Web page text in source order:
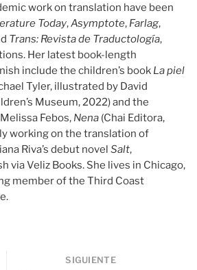
work on translation have been
Today,Asymptote, Farlag,
Trans: Revista de Traductología,
Her latest book-length
include the children’s book La piel
Tyler, illustrated by David
Museum, 2022) and the
Febos, Nena (Chai Editora,
working on the translation of
Riva’s debut novelSalt,
via Veliz Books. She lives in Chicago,
member of the Third Coast
SIGUIENTE